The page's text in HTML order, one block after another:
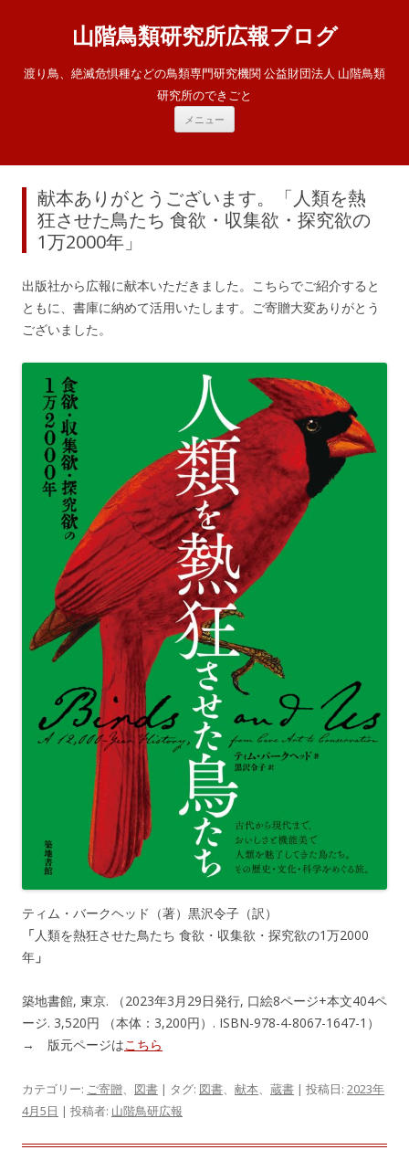
山階鳥類研究所広報ブログ
渡り鳥、絶滅危惧種などの鳥類専門研究機関 公益財団法人 山階鳥類
研究所のできごと
メニュー
ツ
ス
キ
ッ
プ
献本ありがとうございます。「人類を熱
狂させた鳥たち 食欲・収集欲・探究欲の
1万2000年」
出版社から広報に献本いただきました。こちらでご紹介すると
ともに、書庫に納めて活用いたします。ご寄贈大変ありがとう
ございました。
ティム・バークヘッド（著）黒沢令子（訳）
「人類を熱狂させた鳥たち 食欲・収集欲・探究欲の1万2000
年 」
築地書館, 東京. （2023年3月29日発行, 口絵8ページ+本文404ペ
ージ. 3,520円 （本体：3,200円）. ISBN-978-4-8067-1647-1）
→ 版元ページはこちら
カテゴリー: ご寄贈、 図書 | タグ: 図書、 献本、 蔵書 | 投稿日: 2023年
4月5日 | 投稿者: 山階鳥研広報